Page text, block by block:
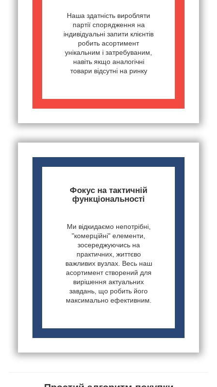
Наша здатність виробляти
партії спорядження на
індивідуальні запити клієнтів
робить асортимент
унікальним і затребуваним,
навіть якщо аналогічні
товари відсутні на ринку
Фокус на тактичній
функціональності
Ми відкидаємо непотрібні,
"комерційні" елементи,
зосереджуючись на
практичних, життєво
важливих вузлах. Весь наш
асортимент створений для
вирішення актуальних
завдань, що робить його
максимально ефективним.